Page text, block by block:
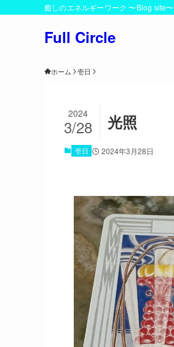
癒しのエネルギーワーク 〜Blog site〜
Full Circle
ホーム 壱日
光照
2024
3/28
壱日 2024年3月28日